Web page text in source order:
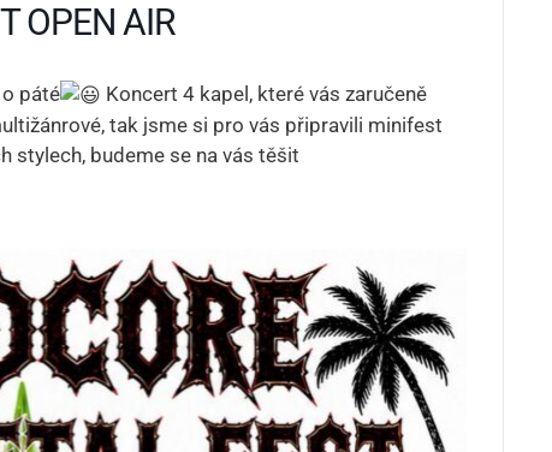
OPEN AIR
páté
Koncert 4 kapel, které vás zaručeně
tak jsme si pro vás připravili minifest
stylech, budeme se na vás těšit